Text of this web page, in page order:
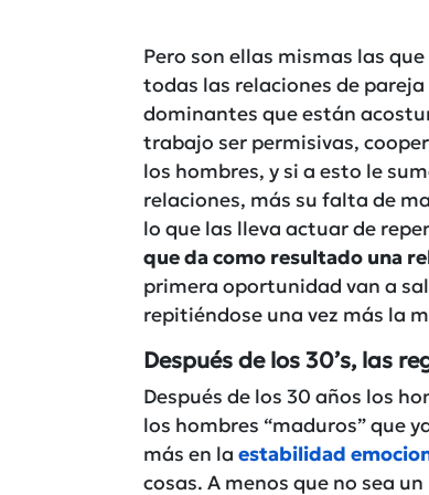
Pero son ellas mismas las
todas las relaciones de
dominantes que están
trabajo ser permisivas,
los hombres, y si a esto le
relaciones, más su falta de
lo que las lleva actuar de
que da como resultado una
primera oportunidad van a
repitiéndose una vez más la
Después de los 30’s, las
Después de los 30 años los
los hombres “maduros” que
más en la estabilidad
cosas. A menos que no sea